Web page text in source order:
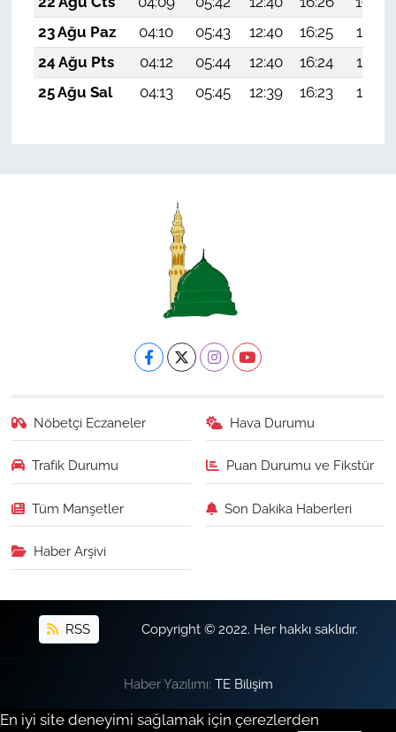
23 Ağu Paz
04:10 05:43 12:40 16:25
19:27
24 Ağu Pts
04:12 05:44 12:40 16:24
19:25
25 Ağu Sal
04:13 05:45 12:39 16:23 19:24
Nöbetçi Eczaneler Hava Durumu
Trafik Durumu Puan Durumu ve Fikstür
Tüm Manşetler Son Dakika Haberleri
Haber Arşivi
RSS Copyright © 2022. Her hakkı saklıdır.
Haber Yazılımı: TE Bilişim
En iyi site deneyimi sağlamak için çerezlerden